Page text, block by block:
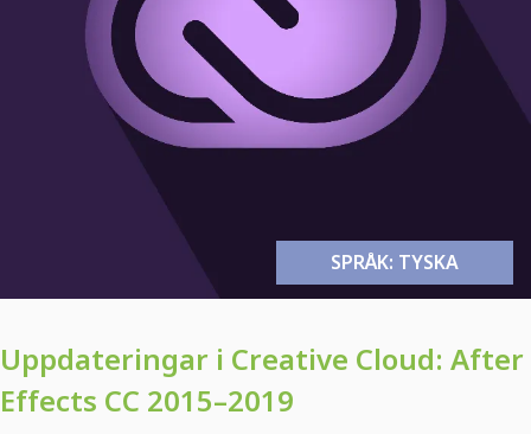
SPRÅK: TYSKA
Uppdateringar i Creative Cloud: After
Effects CC 2015–2019